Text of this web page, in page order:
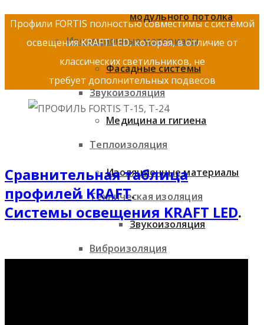
Изоляционные материалы
Звукоизоляция
Теплоизоляция
Техническая изоляция
Виброизоляция
модульного потолка
Фасадные системы
Медицина и гигиена
Изоляционные материалы
Звукоизоляция
Профили FORTIS полностью совместимы с системой
освещения KRAFT LED, которая, в отличие от
классических светильников, не
требует дополнительных подвесов
Сравнительная таблица
профилей KRAFT.
Системы освещения KRAFT LED.